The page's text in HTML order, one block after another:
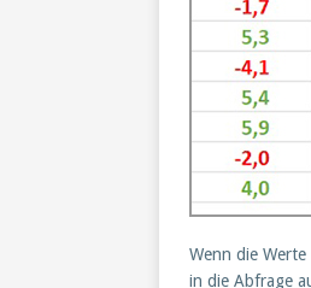
Wenn die
in die Abfrage